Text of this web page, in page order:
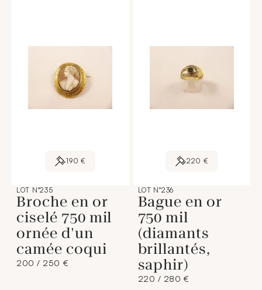
190 €
LOT N°235
Broche en or
ciselé 750 mil
ornée d'un
camée coqui
200 / 250 €
220 €
LOT N°236
Bague en or
750 mil
(diamants
brillantés,
saphir)
220 / 280 €